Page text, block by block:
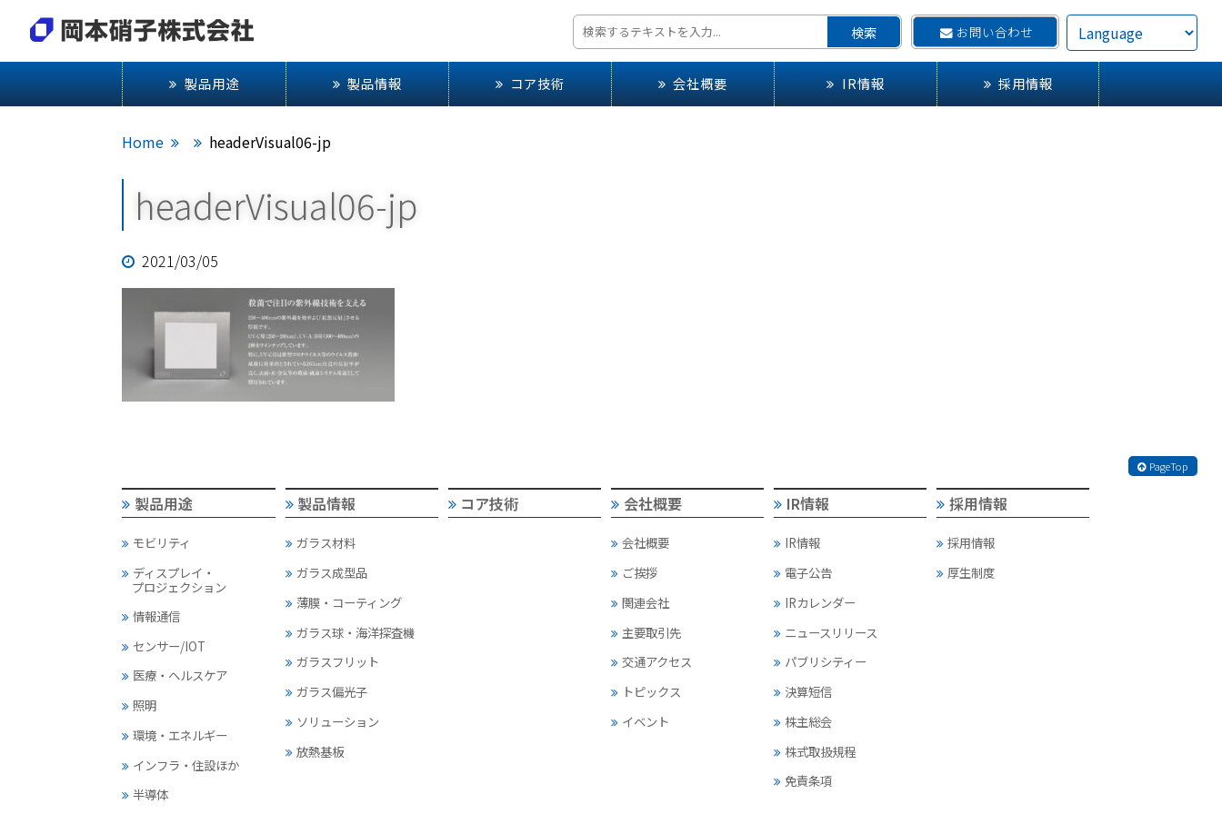
お問い合わせ
製品用途 製品情報 コア技術 会社概要 IR情報 採用情報
Home headerVisual06-jp
headerVisual06-jp
2021/03/05
PageTop
製品用途
モビリティ
ディスプレイ・
プロジェクション
情報通信
センサー/IOT
医療・ヘルスケア
照明
環境・エネルギー
インフラ・住設ほか
半導体
製品情報
ガラス材料
ガラス成型品
薄膜・コーティング
ガラス球・海洋探査機
ガラスフリット
ガラス偏光子
ソリューション
放熱基板
コア技術 会社概要
会社概要
ご挨拶
関連会社
主要取引先
交通アクセス
トピックス
イベント
IR情報
IR情報
電子公告
IRカレンダー
ニュースリリース
パブリシティー
決算短信
株主総会
株式取扱規程
免責条項
採用情報
採用情報
厚生制度